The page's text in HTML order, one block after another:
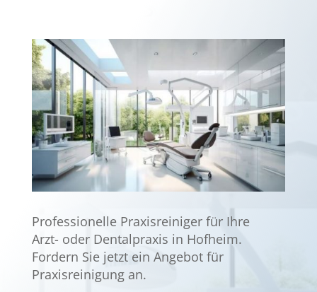
Professionelle Praxisreiniger für Ihre
Arzt- oder Dentalpraxis in Hofheim.
Fordern Sie jetzt ein Angebot für
Praxisreinigung an.